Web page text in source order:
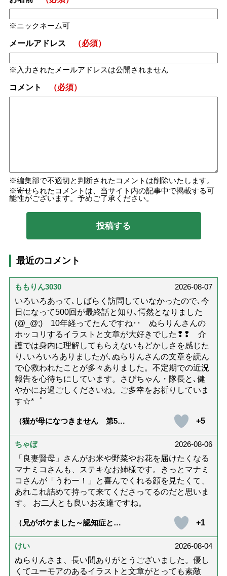
ニックネーム可
メールアドレス （必須）
入力されたメールアドレスは公開されません
コメント （必須）
編集部で不適切と判断されたコメントは削除いたします。
寄せられたコメントは、当サイト内の記事中で掲載する可
能性がございます。予めご了承ください。
最近のコメント
ももりん3030
2026-08-07
いろいろあって､しばらく訪問していなかったので､今
日になって500回が最終話と知り､愕然となりました
(@_@;) 10年経ってたんですね･･ ぬらりんさんの
ホッコリするイラストと文章が大好きでした❢❢ 介
護では身内に理解してもらえないもどかしさを感じた
り､いろいろありましたが､ぬらりんさんの文章を読ん
で心救われたことが多々ありました。不定期での近況
報告を心待ちにしています。さびちゃん・隊長と､健
やかにお過ごしくださいね。ご多幸をお祈りしていま
す☆*゜
（猫が母になつきません 第500
+5
ちゃぼ
2026-08-06
「良妻賢母」さんがお米や野菜やお花を届けたくなる
マナミコさんも、ステキなお姉様です。きっとマナミ
コさんが「うわー！」と喜んでくれる顔を見たくて、
あれこれ詰めて持って来てくださってるのだと思いま
す。 お二人とも良いお友達ですね。
（兄がボケました～認知症と介
達』が届きました」）
+1
けい
2026-08-04
ぬらりんさま、長い間ありがとうございました。優し
くてユーモアのあるイラストと文章がとっても素敵